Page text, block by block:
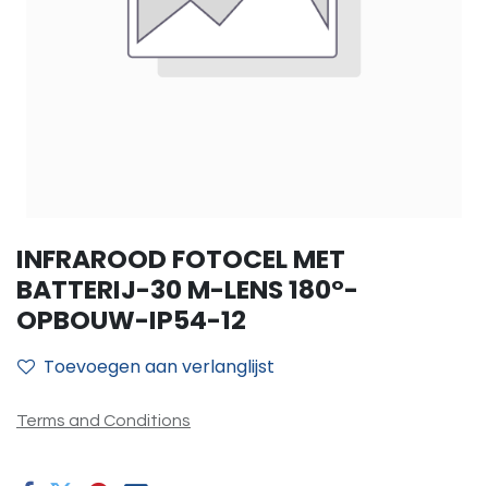
INFRAROOD FOTOCEL MET
BATTERIJ-30 M-LENS 180°-
OPBOUW-IP54-12
Toevoegen aan verlanglijst
Terms and Conditions